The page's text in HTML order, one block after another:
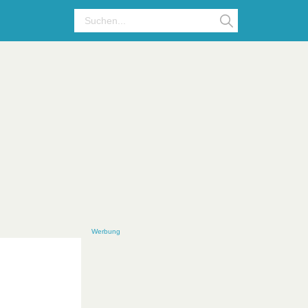
Werbung